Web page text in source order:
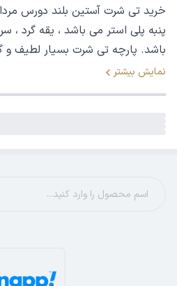
خرید تی شرت آستین بلند دورس
پنبه پلی استر می باشد ، یقه گرد
باشد. پارچه تی شرت بسیار لطیف و
نمایش بیشتر